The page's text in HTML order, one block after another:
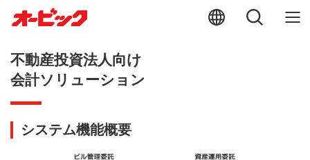
不動産投資法人向け
会計ソリューション
システム機能概要